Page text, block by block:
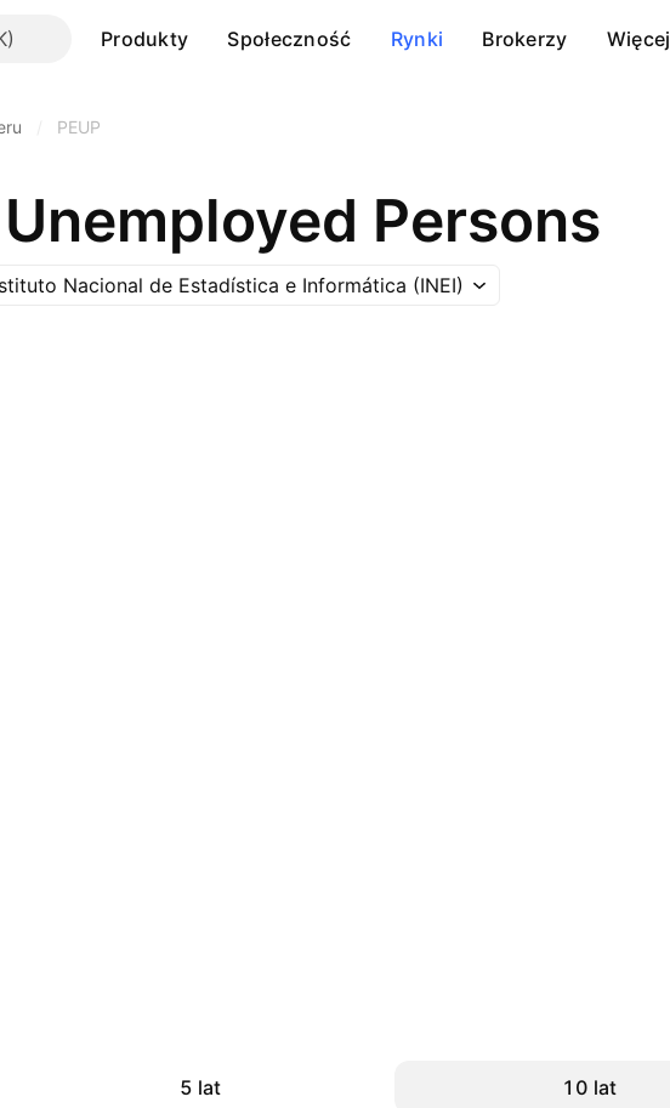
Produkty Społeczność Rynki Brokerzy Więcej
PEUP
Persons
Nacional de Estadística e Informática (INEI)
5 lat 10 lat